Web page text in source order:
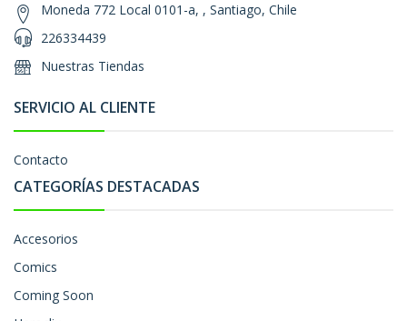
Moneda 772 Local 0101-a, , Santiago, Chile
226334439
Nuestras Tiendas
SERVICIO AL CLIENTE
Contacto
CATEGORÍAS DESTACADAS
Accesorios
Comics
Coming Soon